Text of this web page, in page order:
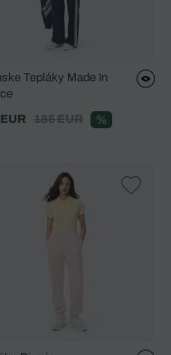
Tepláky Made In
185 EUR %